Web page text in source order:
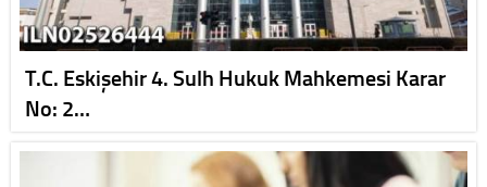
T.C. Eskişehir 4. Sulh Hukuk Mahkemesi Karar
No: 2…